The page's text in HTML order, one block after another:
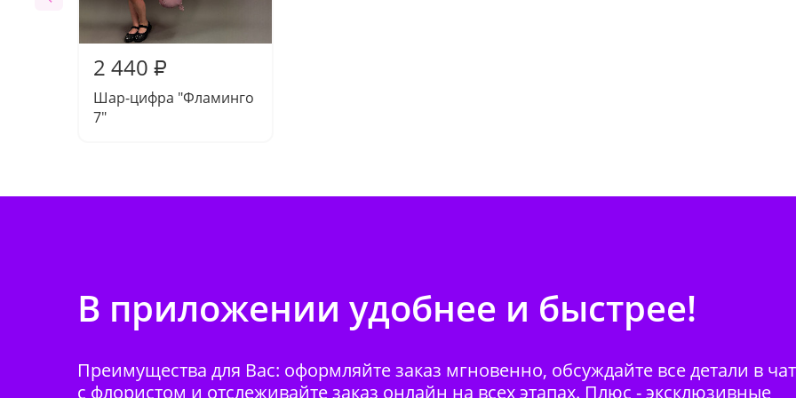
2 440 ₽
Шар-цифра "Фламинго
7"
В приложении удобнее и быстрее!
Преимущества для Вас: оформляйте заказ мгновенно, обсуждайте все детали в
с флористом и отслеживайте заказ онлайн на всех этапах. Плюс - эксклюзивные